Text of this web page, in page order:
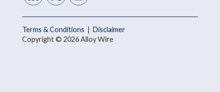
Terms & Conditions | Disclaimer
Copyright © 2026 Alloy Wire